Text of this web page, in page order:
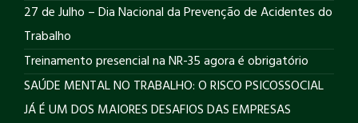
27 de Julho – Dia Nacional da Prevenção de Acidentes do
Trabalho
Treinamento presencial na NR-35 agora é obrigatório
SAÚDE MENTAL NO TRABALHO: O RISCO PSICOSSOCIAL
JÁ É UM DOS MAIORES DESAFIOS DAS EMPRESAS